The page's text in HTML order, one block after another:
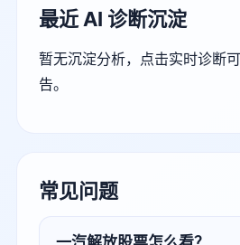
最近 AI 诊断沉淀
暂无沉淀分析，点击实时诊断
告。
常见问题